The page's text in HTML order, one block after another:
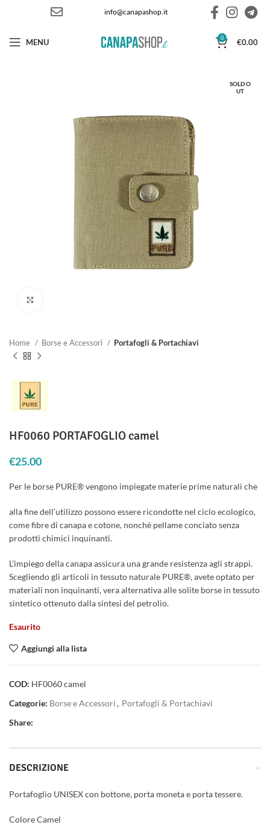
info@canapashop.it
MENU 0 €0.00
SOLD O
UT
Home Borse e Accessori Portafogli & Portachiavi
HF0060 PORTAFOGLIO camel
€25.00
Per le borse PURE® vengono impiegate materie prime naturali che
alla fine dell’utilizzo possono essere ricondotte nel ciclo ecologico,
come fibre di canapa e cotone, nonchè pellame conciato senza
prodotti chimici inquinanti.
L’impiego della canapa assicura una grande resistenza agli strappi.
Scegliendo gli articoli in tessuto naturale PURE®, avete optato per
materiali non inquinanti, vera alternativa alle solite borse in tessuto
sintetico ottenuto dalla sintesi del petrolio.
Esaurito
Aggiungi alla lista
COD: HF0060 camel
Categorie: Borse e Accessori, Portafogli & Portachiavi
Share:
DESCRIZIONE
Portafoglio UNISEX con bottone, porta moneta e porta tessere.
Colore Camel